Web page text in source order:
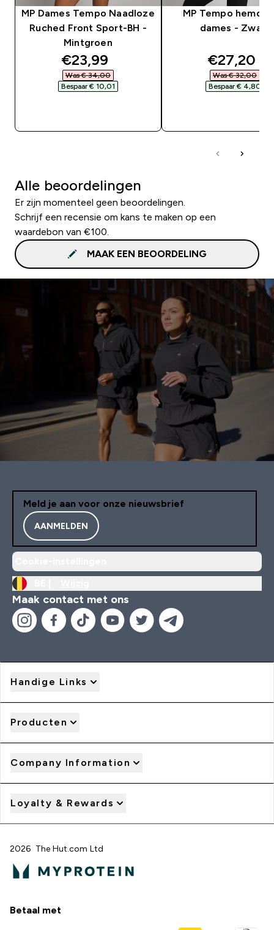
MP Dames Tempo Naadloze
Ruched Front Sport-BH -
Mintgroen
discounted price
€23,99‎
Was € 34,00‎
Bespaar € 10,01‎
MP Tempo hemd
dames - Zwart
€27,20‎
Was € 32,00‎
Bespaar € 4,80‎
Alle beoordelingen
Er zijn momenteel geen beoordelingen.
Schrijf een recensie om kans te maken op een
waardebon van €100.
MAAK EEN BEOORDELING
Meld je aan voor onze nieuwsbrief
AANMELDEN
Maak contact met ons
Handige Links
Producten
Company Information
Loyalty & Rewards
2026 The Hut.com Ltd
Betaal met